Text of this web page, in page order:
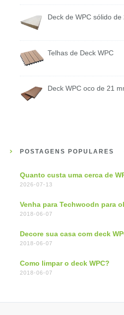
Deck de WPC sólido
Telhas de Deck WPC
Deck WPC oco de 21
POSTAGENS POPULARES
Quanto custa uma cerca de
2026-07-13
Venha para Techwoodn para
2018-06-07
Decore sua casa com deck
2018-06-07
Como limpar o deck WPC?
2018-06-07